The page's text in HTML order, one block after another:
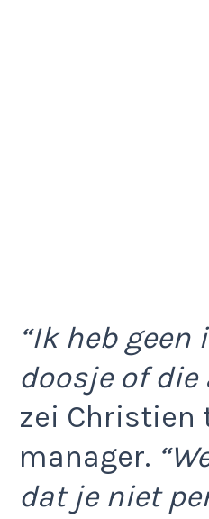
“Ik heb geen
doosje of die
zei Christien
manager.
dat je niet